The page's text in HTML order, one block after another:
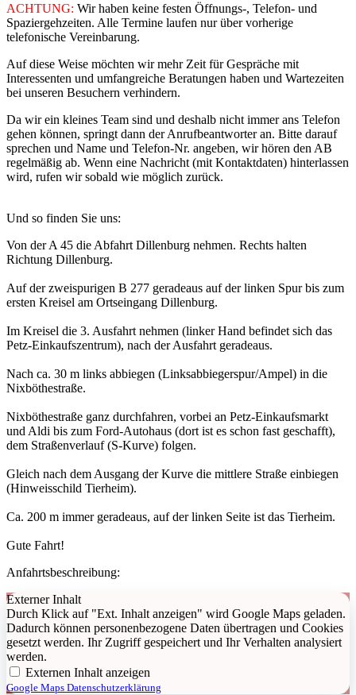
ACHTUNG: Wir haben keine festen Öffnungs-, Telefon- und
Spaziergehzeiten. Alle Termine laufen nur über vorherige
telefonische Vereinbarung.
Auf diese Weise möchten wir mehr Zeit für Gespräche mit
Interessenten und umfangreiche Beratungen haben und Wartezeiten
bei unseren Besuchern verhindern.
Da wir ein kleines Team sind und deshalb nicht immer ans Telefon
gehen können, springt dann der Anrufbeantworter an. Bitte darauf
sprechen und Name und Telefon-Nr. angeben, wir hören den AB
regelmäßig ab. Wenn eine Nachricht (mit Kontaktdaten) hinterlassen
wird, rufen wir sobald wie möglich zurück.
Und so finden Sie uns:
Von der A 45 die Abfahrt Dillenburg nehmen. Rechts halten
Richtung Dillenburg.
Auf der zweispurigen B 277 geradeaus auf der linken Spur bis zum
ersten Kreisel am Ortseingang Dillenburg.
Im Kreisel die 3. Ausfahrt nehmen (linker Hand befindet sich das
Petz-Einkaufszentrum), nach der Ausfahrt geradeaus.
Nach ca. 30 m links abbiegen (Linksabbiegerspur/Ampel) in die
Nixböthestraße.
Nixböthestraße ganz durchfahren, vorbei an Petz-Einkaufsmarkt
und Aldi bis zum Ford-Autohaus (dort ist es schon fast geschafft),
dem Straßenverlauf (S-Kurve) folgen.
Gleich nach dem Ausgang der Kurve die mittlere Straße einbiegen
(Hinweisschild Tierheim).
Ca. 200 m immer geradeaus, auf der linken Seite ist das Tierheim.
Gute Fahrt!
Anfahrtsbeschreibung:
Externer Inhalt
Durch Klick auf "Ext. Inhalt anzeigen" wird Google Maps geladen.
Dadurch können personenbezogene Daten übertragen und Cookies
gesetzt werden. Ihr Zugriff gespeichert und Ihr Verhalten analysiert
werden.
Externen Inhalt anzeigen
Google Maps Datenschutzerklärung